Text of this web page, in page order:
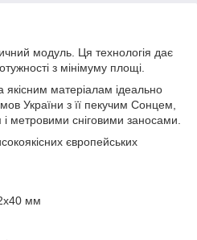
модуль. Ця технологія дає
з мінімуму площі.
якісним матеріалам ідеально
України з її пекучим Сонцем,
метровими сніговими заносами.
європейських
мм